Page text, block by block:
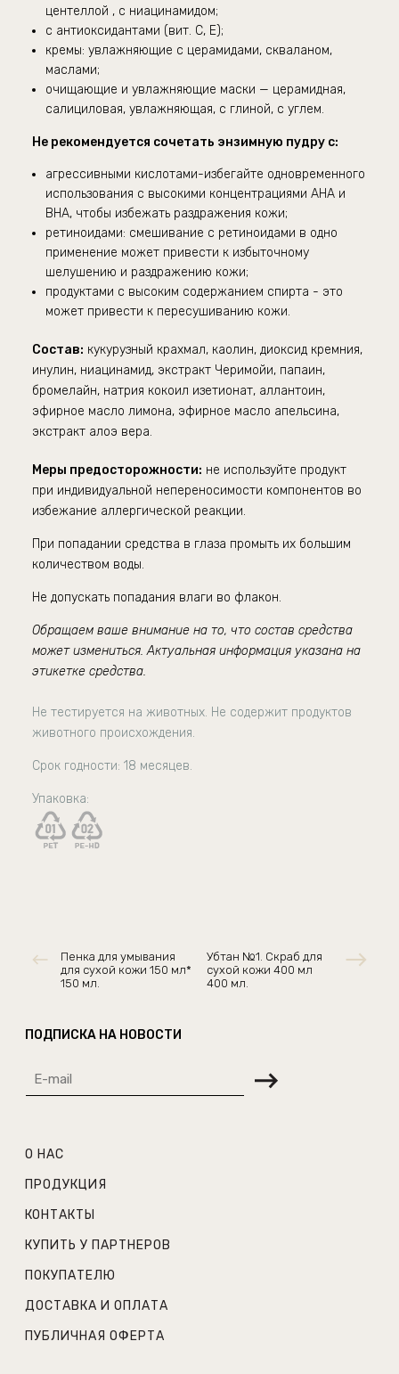
центеллой , с ниацинамидом;
с антиоксидантами (вит. С, Е);
кремы: увлажняющие с церамидами, скваланом,
маслами;
очищающие и увлажняющие маски — церамидная,
салициловая, увлажняющая, с глиной, с углем.
Не рекомендуется сочетать энзимную пудру с:
агрессивными кислотами-избегайте одновременного
использования с высокими концентрациями AHA и
BHA, чтобы избежать раздражения кожи;
ретиноидами: смешивание с ретиноидами в одно
применение может привести к избыточному
шелушению и раздражению кожи;
продуктами с высоким содержанием спирта - это
может привести к пересушиванию кожи.
Состав: кукурузный крахмал, каолин, диоксид кремния,
инулин, ниацинамид, экстракт Черимойи, папаин,
бромелайн, натрия кокоил изетионат, аллантоин,
эфирное масло лимона, эфирное масло апельсина,
экстракт алоэ вера.
Меры предосторожности: не используйте продукт
при индивидуальной непереносимости компонентов во
избежание аллергической реакции.
При попадании средства в глаза промыть их большим
количеством воды.
Не допускать попадания влаги во флакон.
Обращаем ваше внимание на то, что состав средства
может измениться. Актуальная информация указана на
этикетке средства.
Не тестируется на животных. Не содержит продуктов
животного происхождения.
Срок годности: 18 месяцев.
Упаковка:
Пенка для умывания
для сухой кожи 150 мл*
150 мл.
Убтан №1. Скраб для
сухой кожи 400 мл
400 мл.
О НАС
ПРОДУКЦИЯ
КОНТАКТЫ
КУПИТЬ У ПАРТНЕРОВ
ПОКУПАТЕЛЮ
ДОСТАВКА И ОПЛАТА
ПУБЛИЧНАЯ ОФЕРТА
ПОДПИСКА НА НОВОСТИ